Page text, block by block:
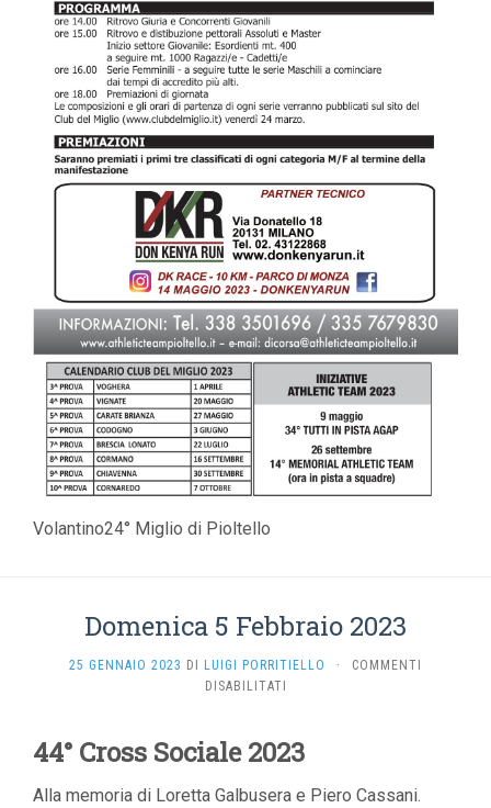
Volantino24° Miglio di Pioltello
Domenica 5 Febbraio 2023
25 GENNAIO 2023 DI LUIGI PORRITIELLO ·
COMMENTI
DISABILITATI
FEBBRAIO
44° Cross Sociale 2023
Alla memoria di Loretta Galbusera e Piero Cassani.